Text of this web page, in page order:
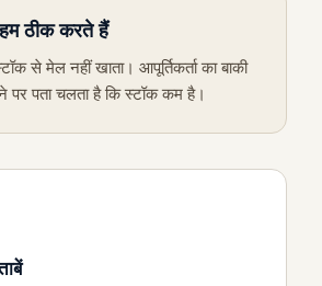
ठीक करते हैं
से मेल नहीं खाता। आपूर्तिकर्ता का बाकी
पर पता चलता है कि स्टॉक कम है।